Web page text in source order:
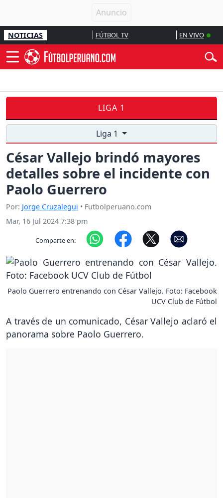
NOTICIAS FÚTBOL TV EN VIVO
LIGA 1
Liga 1
César Vallejo brindó mayores
detalles sobre el incidente con
Paolo Guerrero
Por: Jorge Cruzalegui • Futbolperuano.com
Mar, 16 Jul 2024 7:38 pm
Comparte en:
Paolo Guerrero entrenando con César Vallejo. Foto: Facebook
UCV Club de Fútbol
A través de un comunicado, César Vallejo aclaró el
panorama sobre Paolo Guerrero.